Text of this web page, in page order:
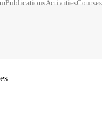
PublicationsActivitiesCourses